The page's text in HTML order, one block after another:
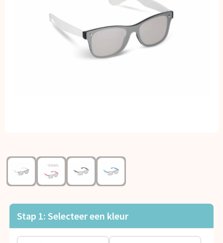
Kinderen, Peuters en Baby's
Klokken, horloges en weerstations
Reisbenodigdheden
Schrijfwaren
Sleutelhangers en Lanyards
Snoepgoed
Stap 1: Selecteer een kleur